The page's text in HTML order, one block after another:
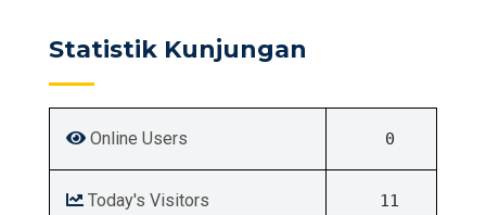
Statistik Kunjungan
Online Users 0
Today's Visitors 11